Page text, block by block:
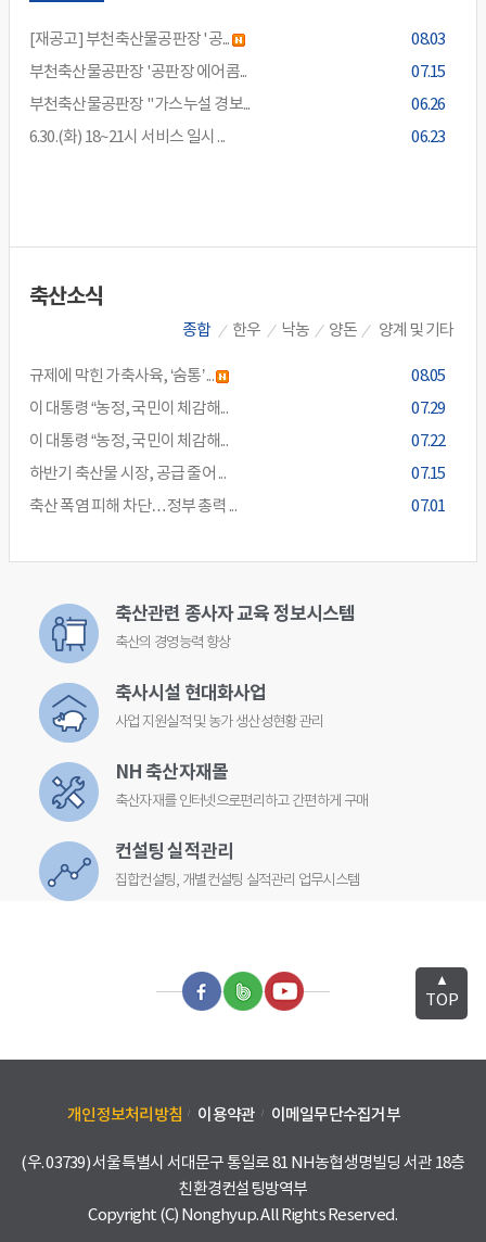
수
진 진
[재공고] 부천축산물공판장 '공...
새글
08.03
부천축산물공판장 '공판장 에어콤...
07.15
부천축산물공판장 "가스누설 경보...
06.26
6.30.(화) 18~21시 서비스 일시 ...
06.23
축산소식
종합
규제에 막힌 가축사육, ‘숨통’ ...
08.05
이 대통령 “농정, 국민이 체감해...
07.29
이 대통령 “농정, 국민이 체감해...
07.22
하반기 축산물 시장, 공급 줄어 ...
07.15
축산 폭염 피해 차단…정부 총력 ...
07.01
한우 낙농 양돈 양계 및 기타
축산관련 종사자 교육 정보시스템
축산의 경영능력 향상
축사시설 현대화사업
사업 지원실적 및 농가 생산성현황 관리
NH 축산자재몰
축산자재를 인터넷으로편리하고 간편하게 구매
컨설팅 실적관리
집합컨설팅, 개별컨설팅 실적관리 업무시스템
개인정보처리방침 이용약관 이메일무단수집거부
(우. 03739) 서울특별시 서대문구 통일로 81 NH농협생명빌딩 서관 18층
친환경컨설팅방역부
Copyright (C) Nonghyup. All Rights Reserved.
▲
TOP